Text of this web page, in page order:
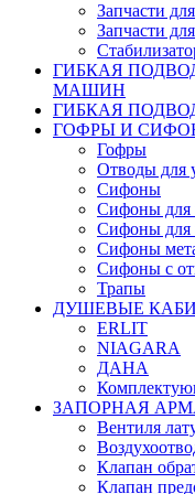
Запчасти
Запчасти
ГИБКАЯ
МАШИН
ГИБКАЯ
ГОФРЫ И
Гофры
Отводы для
Сифоны
Сифоны для
Сифоны для
Сифоны
Сифоны с
Трапы
ДУШЕВЫЕ
ERLIT
NIAGARA
ДАНА
ЗАПОРНАЯ
Вентиля
Клапан
Клапан